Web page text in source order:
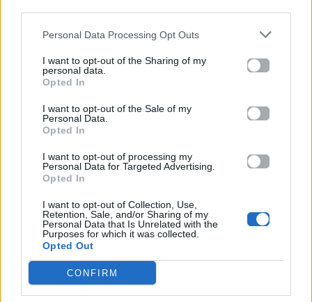
Personal Data Processing Opt Outs
I want to opt-out of the Sharing of my
personal data.
Opted In
I want to opt-out of the Sale of my
Personal Data.
Opted In
I want to opt-out of processing my
Personal Data for Targeted Advertising.
Opted In
I want to opt-out of Collection, Use,
Retention, Sale, and/or Sharing of my
Personal Data that Is Unrelated with the
Purposes for which it was collected.
Opted Out
CONFIRM
σχετικά με τοMad.gr, επισκεφτείτε μας στο
Facebook, επικοινωνήστε μέσωTwitter
Mad.gr στο Google
News
Ακολουθήστε το
Mad.gr στο MSN
Μοιράσου αυτό το άρθρο